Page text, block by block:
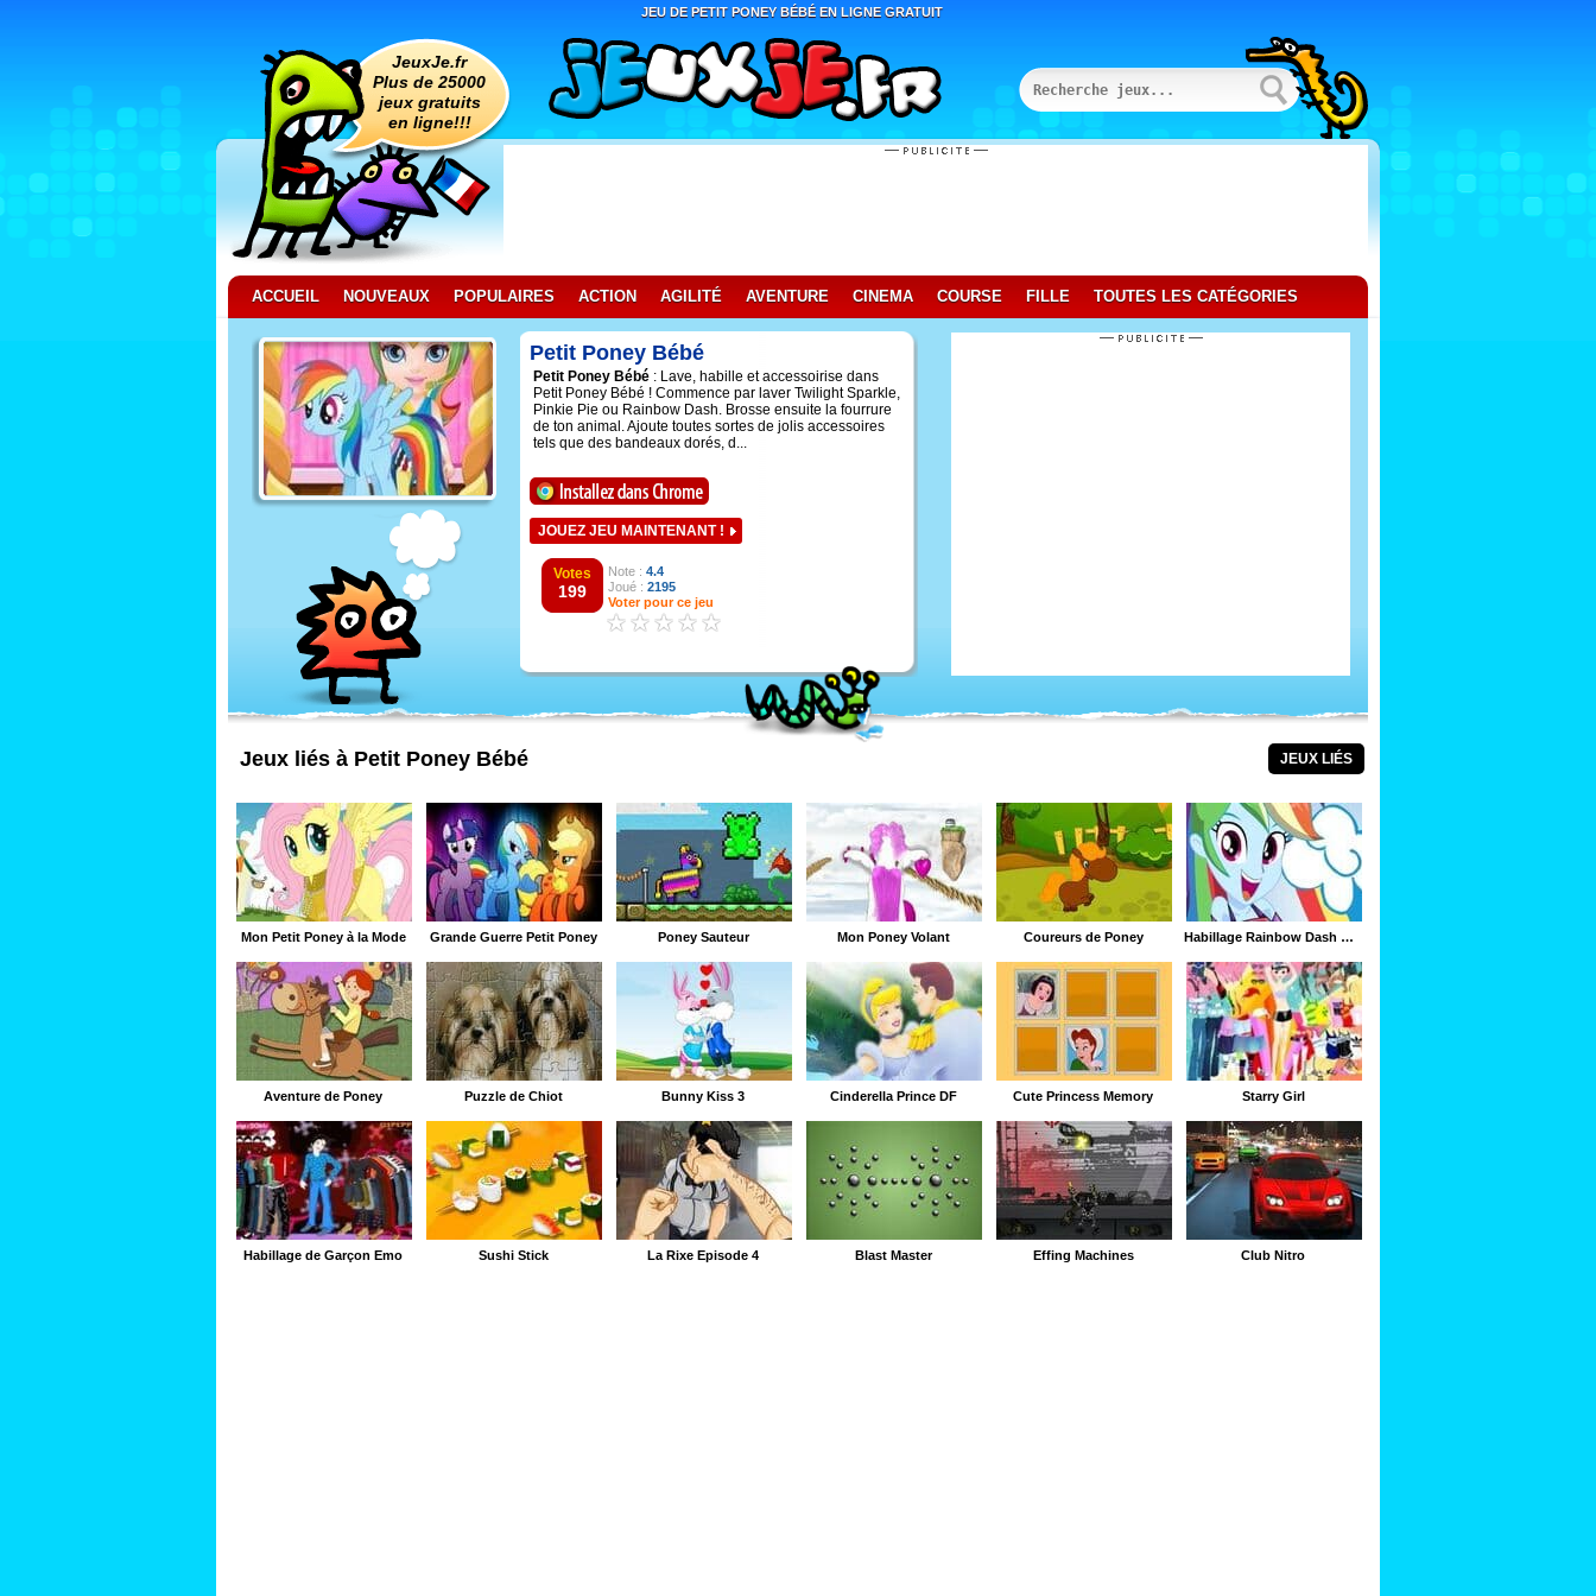
JEU DE PETIT PONEY BÉBÉ EN LIGNE GRATUIT
JeuxJe.fr
Plus de 25000
jeux gratuits
en ligne!!!
ACCUEIL NOUVEAUX POPULAIRES ACTION AGILITÉ AVENTURE CINEMA COURSE FILLE TOUTES LES CATÉGORIES
Petit Poney Bébé
Petit Poney Bébé : Lave, habille et accessoirise dans
Petit Poney Bébé ! Commence par laver Twilight Sparkle,
Pinkie Pie ou Rainbow Dash. Brosse ensuite la fourrure
de ton animal. Ajoute toutes sortes de jolis accessoires
tels que des bandeaux dorés, d...
JOUEZ JEU MAINTENANT !
Votes
199
Note : 4.4
Joué : 2195
Voter pour ce jeu
Jeux liés à Petit Poney Bébé JEUX LIÉS
Mon Petit Poney à la Mode Grande Guerre Petit Poney Poney Sauteur Mon Poney Volant Coureurs de Poney Habillage Rainbow Dash Miss Loyalty
Aventure de Poney Puzzle de Chiot Bunny Kiss 3 Cinderella Prince DF Cute Princess Memory Starry Girl
Habillage de Garçon Émo Sushi Stick La Rixe Épisode 4 Blast Master Effing Machines Club Nitro